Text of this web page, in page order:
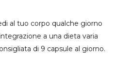
al tuo corpo qualche giorno
a una dieta varia
di 9 capsule al giorno.